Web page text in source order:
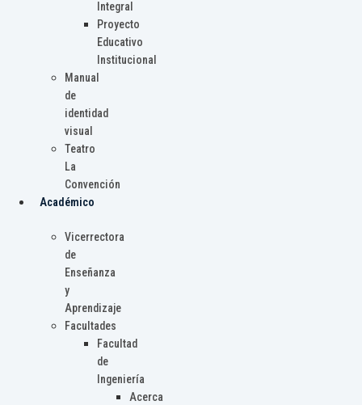
Integral
Proyecto
Educativo
Institucional
Manual
de
identidad
visual
Teatro
La
Convención
Académico
Vicerrectora
de
Enseñanza
y
Aprendizaje
Facultades
Facultad
de
Ingeniería
Acerca